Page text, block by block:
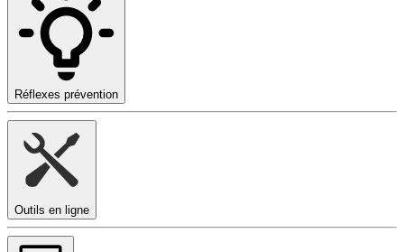
Réflexes prévention
Outils en ligne